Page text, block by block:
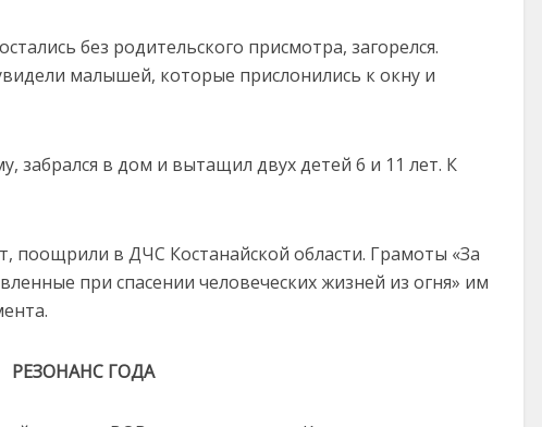
без родительского присмотра, загорелся.
малышей, которые прислонились к окну и
забрался в дом и вытащил двух детей 6 и 11 лет. К
поощрили в ДЧС Костанайской области. Грамоты «За
при спасении человеческих жизней из огня» им
РЕЗОНАНС ГОДА